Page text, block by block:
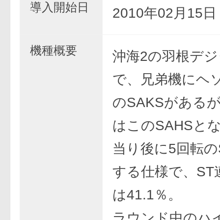
導入開始日 2010年02月15日
機種概要
沖海2の羽根デ
で、兄弟機にヘ
のSAKSがある
はこのSAHSと
当り後に5回転
する仕様で、ST
は41.1％。